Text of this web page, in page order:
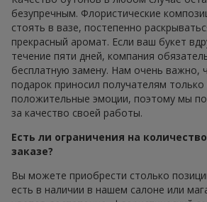
безупречным. Флористические
стоять в вазе, постепенно
прекрасный аромат. Если ваш букет
течение пяти дней, компания
бесплатную замену. Нам очень важно,
подарок приносил получателям
положительные эмоции, поэтому мы
за качество своей работы.
Есть ли ограничения на
заказе?
Вы можете приобрести столько
есть в наличии в нашем салоне или